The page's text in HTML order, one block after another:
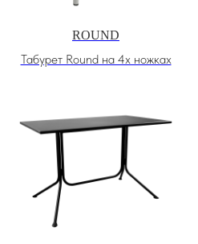
ROUND
Табурет Round на 4х ножках